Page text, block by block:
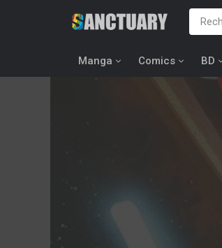
Manga Comics BD